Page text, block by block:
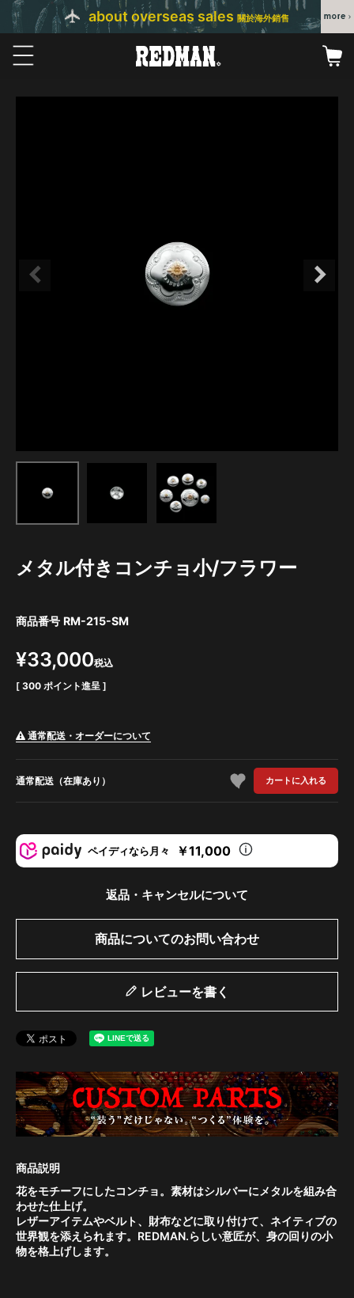
about overseas sales 關於海外銷售
メタル付きコンチョ小/フラワー
商品番号 RM-215-SM
¥33,000税込
[ 300 ポイント進呈 ]
通常配送・オーダーについて
通常配送（在庫あり） カートに入れる
ペイディなら月々 ￥11,000
返品・キャンセルについて
商品についてのお問い合わせ
レビューを書く
花をモチーフにしたコンチョ。素材はシルバーにメタルを組み合
わせた仕上げ。
レザーアイテムやベルト、財布などに取り付けて、ネイティブの
世界観を添えられます。REDMAN.らしい意匠が、身の回りの小
物を格上げします。